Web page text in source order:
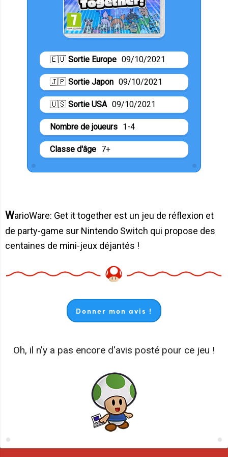
🇪🇺 Sortie Europe 09/10/2021
🇯🇵 Sortie Japon 09/10/2021
🇺🇸 Sortie USA 09/10/2021
Nombre de joueurs 1-4
Classe d'âge 7+
WarioWare: Get it together est un jeu de réflexion et
de party-game sur Nintendo Switch qui propose des
centaines de mini-jeux déjantés !
Donner mon avis !
Oh, il n'y a pas encore d'avis posté pour ce jeu !